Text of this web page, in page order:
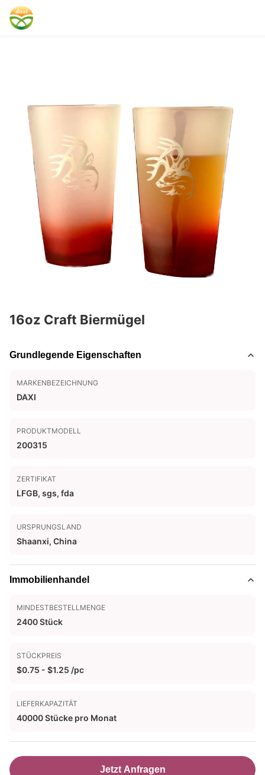
16oz Craft Biermügel
Grundlegende Eigenschaften
MARKENBEZEICHNUNG
DAXI
PRODUKTMODELL
200315
ZERTIFIKAT
LFGB, sgs, fda
URSPRUNGSLAND
Shaanxi, China
Immobilienhandel
MINDESTBESTELLMENGE
2400 Stück
STÜCKPREIS
$0.75 - $1.25 /pc
LIEFERKAPAZITÄT
40000 Stücke pro Monat
Jetzt Anfragen